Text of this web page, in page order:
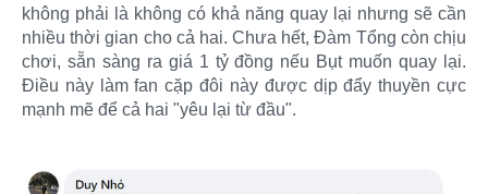
không phải là không có khả năng quay lại nhưng sẽ cần
nhiều thời gian cho cả hai. Chưa hết, Đàm Tổng còn chịu
chơi, sẵn sàng ra giá 1 tỷ đồng nếu Bụt muốn quay lại.
Điều này làm fan cặp đôi này được dịp đẩy thuyền cực
mạnh mẽ để cả hai "yêu lại từ đầu".